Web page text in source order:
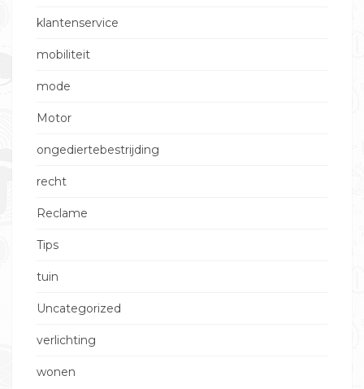
klantenservice
mobiliteit
mode
Motor
ongediertebestrijding
recht
Reclame
Tips
tuin
Uncategorized
verlichting
wonen